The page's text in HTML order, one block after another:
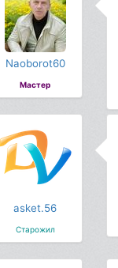
Naoborot60
Мастер
asket.56
Старожил